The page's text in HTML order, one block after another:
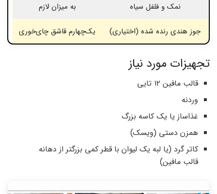
نمک و فلفل سیاه به میزان لازم
جوز هندی رنده شده (اختیاری) یک‌چهارم قاشق چای‌خوری
تجهیزات مورد نیاز
قالب مافین ۱۲ تایی
وردنه
غذاساز یا یک کاسه بزرگ
همزن دستی (ویسک)
کاتر گرد (یا لبه یک لیوان با قطر کمی بزرگتر از دهانه
قالب مافین)